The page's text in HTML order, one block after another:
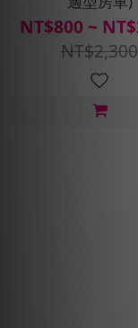
NT$800 ~
NT$2,300